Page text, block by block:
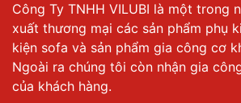
Công Ty TNHH VILUBI là một trong
xuất thương mại các sản phẩm phụ
kiện sofa và sản phẩm gia công cơ
Ngoài ra chúng tôi còn nhận gia
của khách hàng.